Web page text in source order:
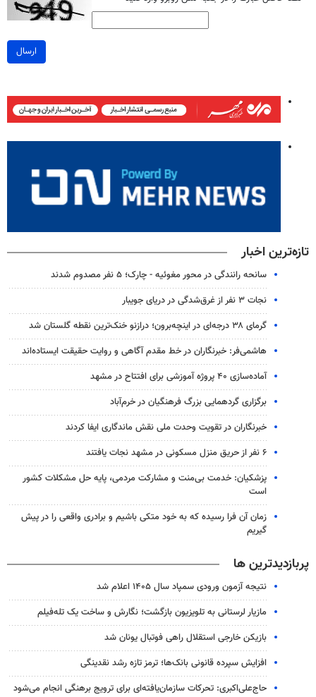
ارسال
تازه‌ترین اخبار
سانحه رانندگی در محور مغوئیه - چارک؛ ۵ نفر مصدوم شدند
نجات ۳ نفر از غرق‌شدگی در دریای جویبار
گرمای ۳۸ درجه‌ای در اینچه‌برون؛ درازنو خنک‌ترین نقطه گلستان شد
هاشمی‌فر​​​​​​​: خبرنگاران در خط مقدم آگاهی و روایت حقیقت ایستاده‌اند
آماده‌سازی ۴۰ پروژه آموزشی برای افتتاح در مشهد
برگزاری گردهمایی بزرگ فرهنگیان در خرم‌آباد
خبرنگاران در تقویت وحدت ملی نقش ماندگاری ایفا کردند
۶ نفر از حریق منزل مسکونی در مشهد نجات یافتند
پزشکیان: خدمت بی‌منت و مشارکت مردمی، پایه حل مشکلات کشور
است
زمان آن فرا رسیده که به خود متکی باشیم و برادری واقعی را در پیش
گیریم
پربازدیدترین ها
نتیجه آزمون ورودی سمپاد سال ۱۴۰۵ اعلام شد
مازیار لرستانی به تلویزیون بازگشت؛ نگارش و ساخت یک تله‌فیلم
بازیکن خارجی استقلال راهی فوتبال یونان شد
افزایش سپرده قانونی بانک‌ها؛ ترمز تازه رشد نقدینگی
حاج‌علی‌اکبری: تحرکات سازمان‌یافته‌ای برای ترویج برهنگی انجام می‌شود